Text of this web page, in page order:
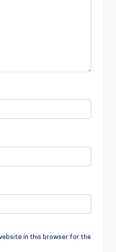
in this browser for the